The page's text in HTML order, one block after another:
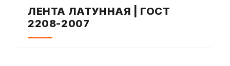
ЛЕНТА ЛАТУННАЯ | ГОСТ
2208-2007